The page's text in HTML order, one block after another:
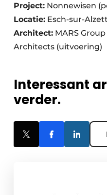
Project: Nonnewisen
Locatie: Esch-sur-
Architect: MARS
Architects (uitvoering)
Interessant
verder.